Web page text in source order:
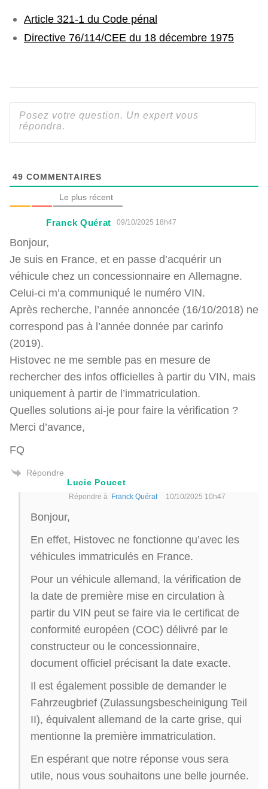
Article 321-1 du Code pénal
Directive 76/114/CEE du 18 décembre 1975
49 COMMENTAIRES
Le plus récent
Franck Quérat 09/10/2025 18h47
Bonjour,
Je suis en France, et en passe d’acquérir un
véhicule chez un concessionnaire en Allemagne.
Celui-ci m’a communiqué le numéro VIN.
Après recherche, l’année annoncée (16/10/2018) ne
correspond pas à l’année donnée par carinfo
(2019).
Histovec ne me semble pas en mesure de
rechercher des infos officielles à partir du VIN, mais
uniquement à partir de l’immatriculation.
Quelles solutions ai-je pour faire la vérification ?
Merci d’avance,
FQ
Répondre
Lucie Poucet
Répondre à Franck Quérat 10/10/2025 10h47
Bonjour,
En effet, Histovec ne fonctionne qu’avec les
véhicules immatriculés en France.
Pour un véhicule allemand, la vérification de
la date de première mise en circulation à
partir du VIN peut se faire via le certificat de
conformité européen (COC) délivré par le
constructeur ou le concessionnaire,
document officiel précisant la date exacte.
Il est également possible de demander le
Fahrzeugbrief (Zulassungsbescheinigung Teil
II), équivalent allemand de la carte grise, qui
mentionne la première immatriculation.
En espérant que notre réponse vous sera
utile, nous vous souhaitons une belle journée.